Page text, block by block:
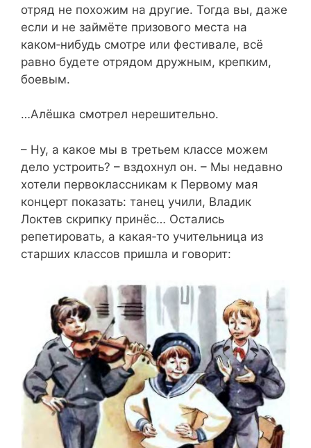
отряд не похожим на другие. Тогда вы, даже
если и не займёте призового места на
каком‑нибудь смотре или фестивале, всё
равно будете отрядом дружным, крепким,
боевым.
…Алёшка смотрел нерешительно.
– Ну, а какое мы в третьем классе можем
дело устроить? – вздохнул он. – Мы недавно
хотели первоклассникам к Первому мая
концерт показать: танец учили, Владик
Локтев скрипку принёс… Остались
репетировать, а какая‑то учительница из
старших классов пришла и говорит: